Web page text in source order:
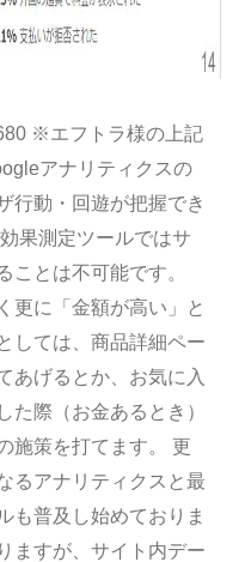
※エフトラ様の上記
アナリティクスの
行動・回遊が把握でき
果測定ツールではサ
ことは不可能です。
更に「金額が高い」と
しては、商品詳細ペー
あげるとか、お気に入
た際（お金あるとき）
施策を打てます。 更
るアナリティクスと最
も普及し始めておりま
ますが、サイト内デー